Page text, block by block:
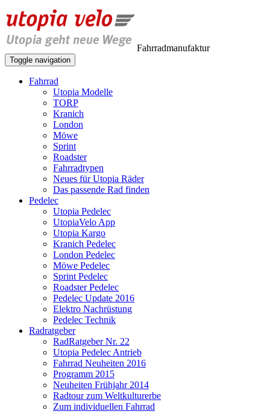
Fahrradmanufaktur
Toggle navigation
Fahrrad
Utopia Modelle
TORP
Kranich
London
Möwe
Sprint
Roadster
Fahrradtypen
Neues für Utopia Räder
Das passende Rad finden
Pedelec
Utopia Pedelec
UtopiaVelo App
Utopia Kargo
Kranich Pedelec
London Pedelec
Möwe Pedelec
Sprint Pedelec
Roadster Pedelec
Pedelec Update 2016
Elektro Nachrüstung
Pedelec Technik
Radratgeber
RadRatgeber Nr. 22
Utopia Pedelec Antrieb
Fahrrad Neuheiten 2016
Programm 2015
Neuheiten Frühjahr 2014
Radtour zum Weltkulturerbe
Zum individuellen Fahrrad